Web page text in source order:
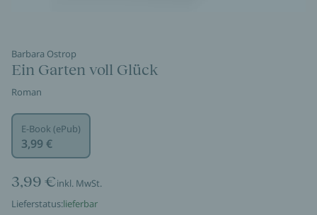
Barbara Ostrop
Ein Garten voll Glück
Roman
E-Book (ePub)
3,99 €
3,99 €inkl. MwSt.
Lieferstatus:lieferbar